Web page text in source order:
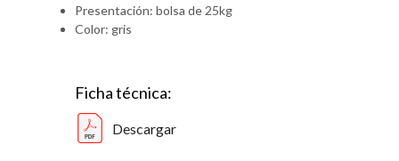
Presentación: bolsa de 25kg
Color: gris
Ficha técnica:
Descargar